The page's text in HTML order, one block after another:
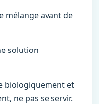
mélange avant de
solution
biologiquement et
ne pas se servir.